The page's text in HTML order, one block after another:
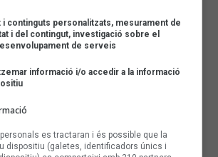
vau enregistrar va ser 'Com un
elaborat...
els anteriors.
i continguts personalitzats, mesurament de
i del contingut, investigació sobre el
de serveis
informació i/o accedir a la informació
es tractaran i és possible que la
dispositiu (galetes, identificadors únics i